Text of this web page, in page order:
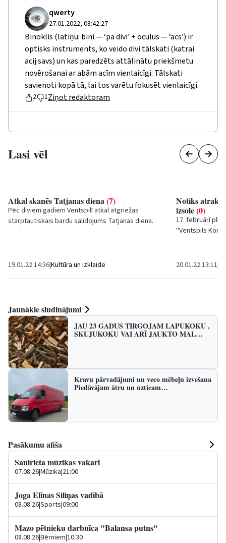
qwerty
27.01.2022, 08:42:27
Binoklis (latīņu: bini — ‘pa divi’ + oculus — ‘acs’) ir
optisks instruments, ko veido divi tālskati (katrai
acij savs) un kas paredzēts attālinātu priekšmetu
novērošanai ar abām acīm vienlaicīgi. Tālskati
savienoti kopā tā, lai tos varētu fokusēt vienlaicīgi.
2 1Ziņot redaktoram
Lasi vēl
Atkal skanēs Tatjanas diena(7)
Pēc diviem gadiem Ventspilī atkal atgriežas
starptautiskais bardu salidojums Tatjanas diena.
19.01.22 14:36|Kultūra un izklaide
Notiks
izsole(0)
17. februārī
''Ventspils
20.01.22 13:11|
Jaunākie sludinājumi
JAU 23 GADUS TIRGOJAM LAPUKOKU ,
SKUJUKOKU VAI ARĪ JAUKTO MAL…
Kravu pārvadājumi un veco mēbeļu izvešana
Piedāvājam ātru un uzticam…
Pasākumu afiša
Saulrieta mūzikas vakari
07.08.26|Mūzika|21:00
Joga Elīnas Siliņas vadībā
08.08.26|Sports|09:00
Mazo pētnieku darbnīca "Balansa putns"
08.08.26|Bērniem|10:30